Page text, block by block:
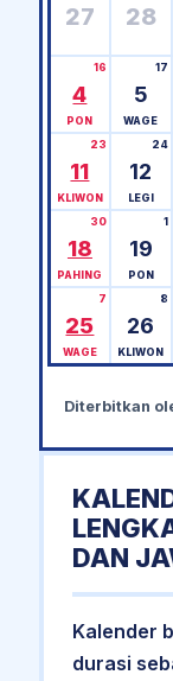
27 28
4
16
PON
5
17
WAGE
11
23
KLIWON
12
24
LEGI
18
30
PAHING
19
1
PON
25
7
WAGE
26
8
KLIWON
Diterbitkan
DAN
Kalender
durasi